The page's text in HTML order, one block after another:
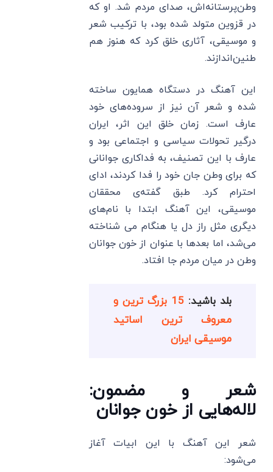
وطن‌پرستانه‌اش، صدای مردم شد. او که
در قزوین متولد شده بود، با ترکیب شعر
و موسیقی، آثاری خلق کرد که هنوز هم
طنین‌اندازند.
این آهنگ در دستگاه همایون ساخته
شده و شعر آن نیز از سروده‌های خود
عارف است. زمان خلق این اثر، ایران
درگیر تحولات سیاسی و اجتماعی بود و
عارف با این تصنیف، به فداکاری جوانانی
که برای وطن جان خود را فدا کردند، ادای
احترام کرد. طبق گفته‌ی محققان
موسیقی، این آهنگ ابتدا با نام‌های
دیگری مثل راز دل یا هنگام می شناخته
می‌شد، اما بعدها با عنوان از خون جوانان
وطن در میان مردم جا افتاد.
بلد باشید:
15 بزرگ ترین و
معروف ترین اساتید
موسیقی ایران
شعر و مضمون:
لاله‌هایی از خون جوانان
شعر این آهنگ با این ابیات آغاز
می‌شود: